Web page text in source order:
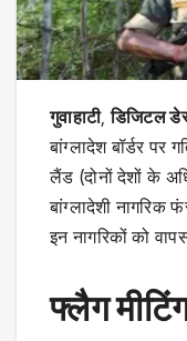
गुवाहाटी,डिजिटल
बांग्लादेश बॉर्डर पर
लैंड (दोनों देशों के
बांग्लादेशी नागरिक
इन नागरिकों को
फ्लैग